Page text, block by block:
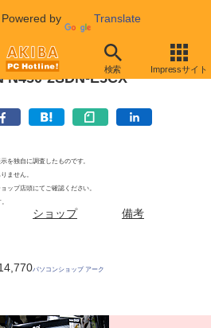
Powered by Translate
検索 Impressサイト
2SDN-E5CX
を独自に調査したものです。
ません。
ップ店頭にてご確認ください。
ショップ
備考
パソコンショップ アーク